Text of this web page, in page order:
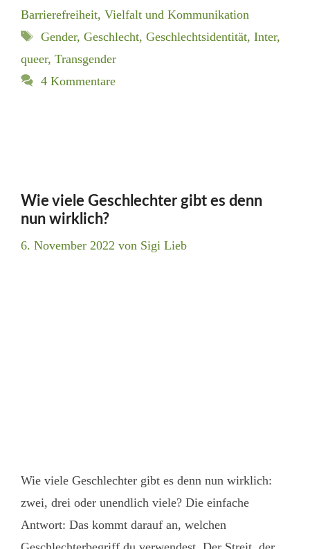
Barrierefreiheit, Vielfalt und Kommunikation
Schlagwörter
Gender, Geschlecht, Geschlechtsidentität, Inter,
queer, Transgender
4 Kommentare
Wie viele Geschlechter gibt es denn
nun wirklich?
6. November 2022 von Sigi Lieb
Wie viele Geschlechter gibt es denn nun wirklich:
zwei, drei oder unendlich viele? Die einfache
Antwort: Das kommt darauf an, welchen